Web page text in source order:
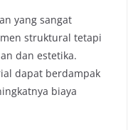
yang sangat
struktural tetapi
dan estetika.
dapat berdampak
biaya